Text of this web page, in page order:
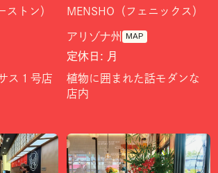
ストン）
ス１号店
MENSHO（フェニックス）
アリゾナ州 MAP
定休日: 月
植物に囲まれた話モダンな
店内